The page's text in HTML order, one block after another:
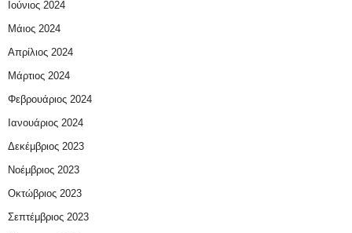
Ιούνιος 2024
Μάιος 2024
Απρίλιος 2024
Μάρτιος 2024
Φεβρουάριος 2024
Ιανουάριος 2024
Δεκέμβριος 2023
Νοέμβριος 2023
Οκτώβριος 2023
Σεπτέμβριος 2023